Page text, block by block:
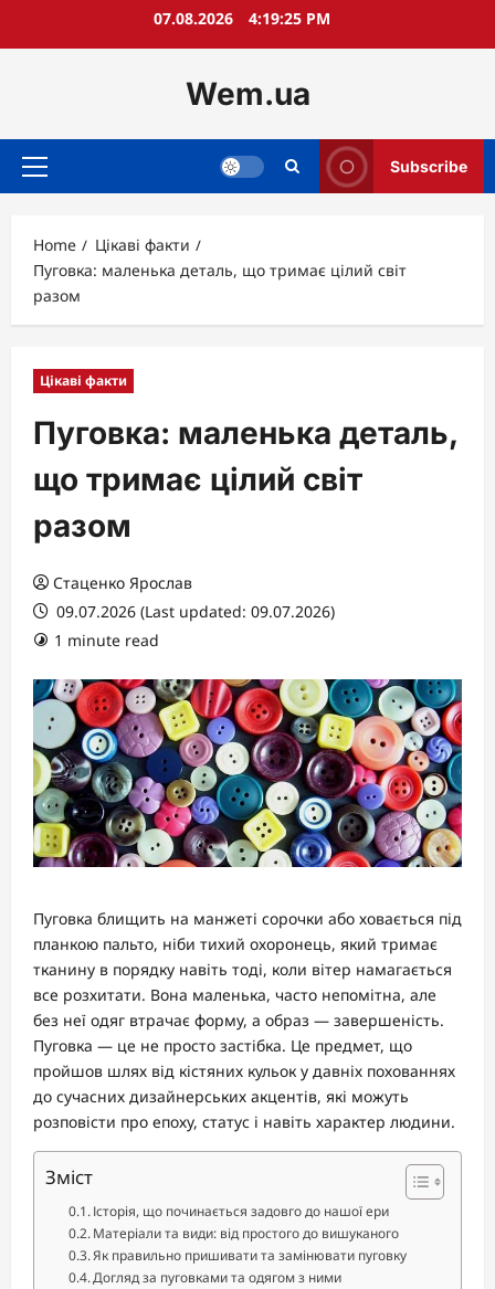
07.08.2026 4:19:26 PM
Wem.ua
Primary
Subscribe
Home
Цікаві факти
Пуговка: маленька деталь, що тримає цілий світ
разом
Цікаві факти
Пуговка: маленька деталь,
що тримає цілий світ
разом
Стаценко Ярослав
09.07.2026 (Last updated: 09.07.2026)
1 minute read
Пуговка блищить на манжеті сорочки або ховається під
планкою пальто, ніби тихий охоронець, який тримає
тканину в порядку навіть тоді, коли вітер намагається
все розхитати. Вона маленька, часто непомітна, але
без неї одяг втрачає форму, а образ — завершеність.
Пуговка — це не просто застібка. Це предмет, що
пройшов шлях від кістяних кульок у давніх похованнях
до сучасних дизайнерських акцентів, які можуть
розповісти про епоху, статус і навіть характер людини.
Зміст
Історія, що починається задовго до нашої ери
Матеріали та види: від простого до вишуканого
Як правильно пришивати та замінювати пуговку
Догляд за пуговками та одягом з ними